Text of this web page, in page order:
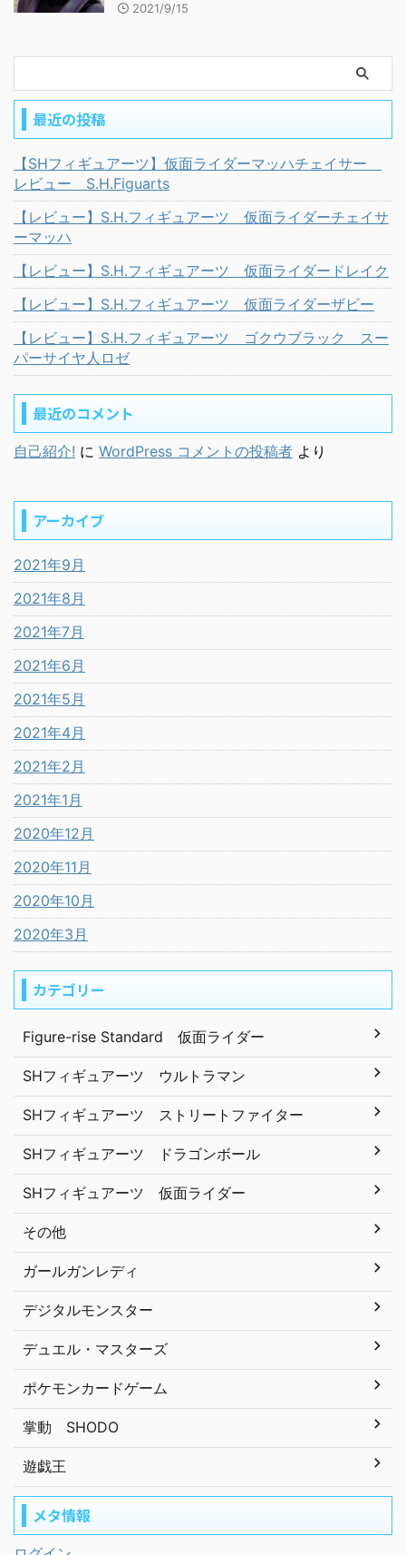
2021/9/15
最近の投稿
【SHフィギュアーツ】仮面ライダーマッハチェイサー
レビュー S.H.Figuarts
【レビュー】S.H.フィギュアーツ 仮面ライダーチェイサ
ーマッハ
【レビュー】S.H.フィギュアーツ 仮面ライダードレイク
【レビュー】S.H.フィギュアーツ 仮面ライダーザビー
【レビュー】S.H.フィギュアーツ ゴクウブラック スー
パーサイヤ人ロゼ
最近のコメント
自己紹介! に WordPress コメントの投稿者 より
アーカイブ
2021年9月
2021年8月
2021年7月
2021年6月
2021年5月
2021年4月
2021年2月
2021年1月
2020年12月
2020年11月
2020年10月
2020年3月
カテゴリー
Figure-rise Standard 仮面ライダー
SHフィギュアーツ ウルトラマン
SHフィギュアーツ ストリートファイター
SHフィギュアーツ ドラゴンボール
SHフィギュアーツ 仮面ライダー
その他
ガールガンレディ
デジタルモンスター
デュエル・マスターズ
ポケモンカードゲーム
掌動 SHODO
遊戯王
メタ情報